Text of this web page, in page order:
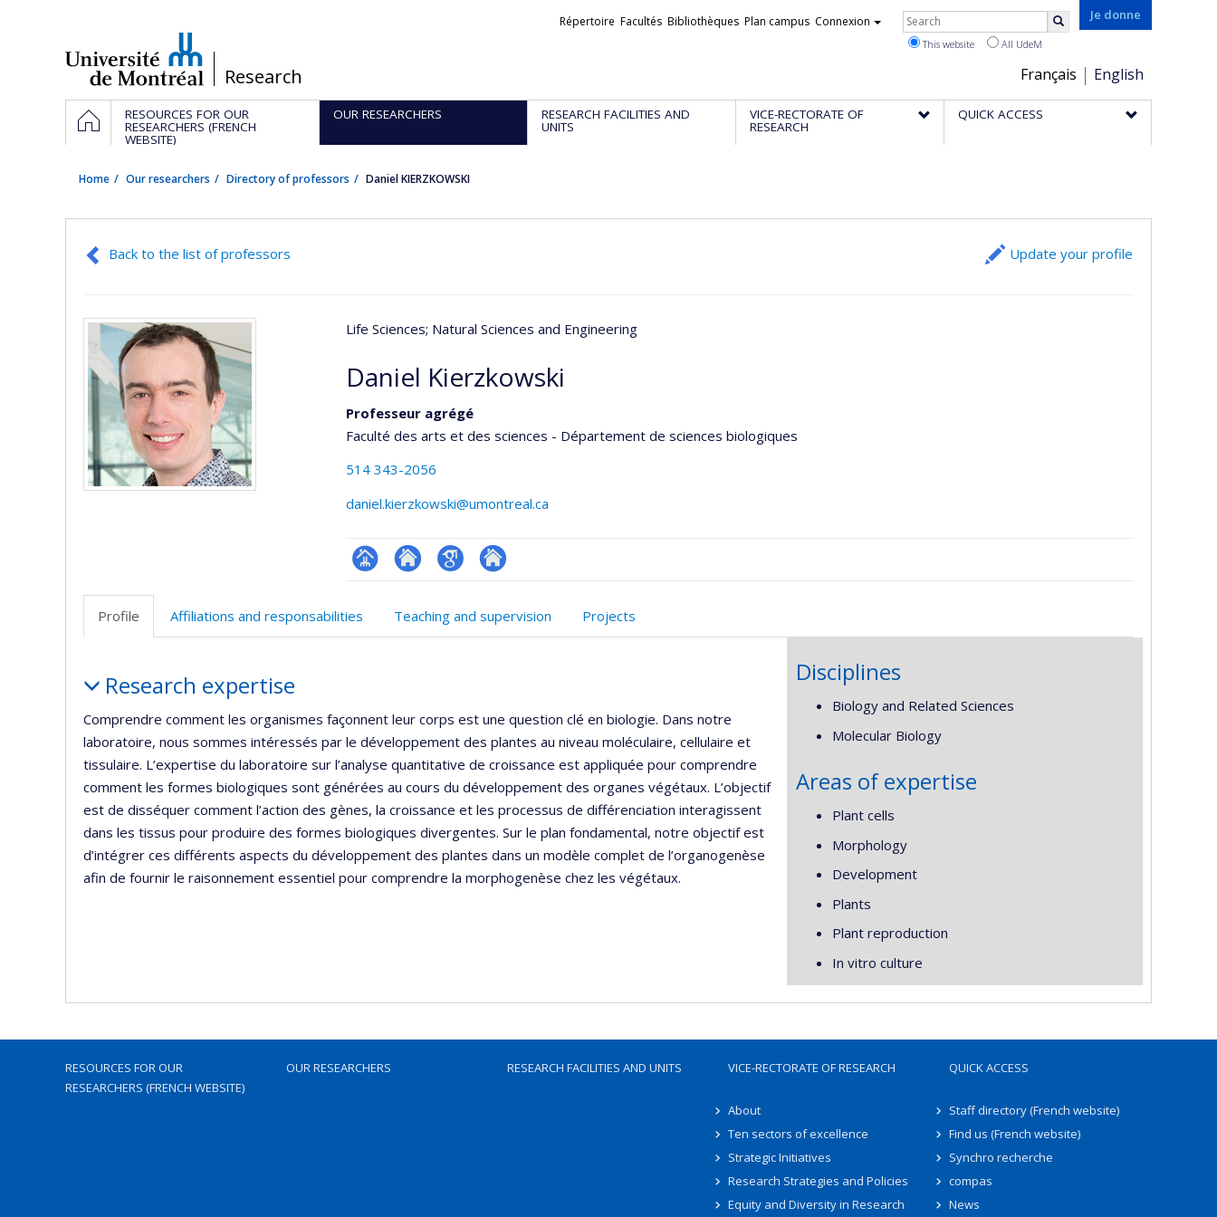
/Research
Je donne
Choix
de
la
Français English
Liens
Répertoire Facultés Bibliothèques Plan campus Connexion Rechercher
This website All UdeM
Navigation
principale
HOMERESOURCES FOR OUR
RESEARCHERS (FRENCH
WEBSITE)
OUR RESEARCHERS RESEARCH FACILITIES AND
UNITS
VICE-RECTORATE OF
RESEARCH
QUICK ACCESS
Home Our researchers Directory of professors Daniel KIERZKOWSKI
Back to the list of professors Update your profile
Life Sciences; Natural Sciences and Engineering
Daniel Kierzkowski
Professeur agrégé
Faculté des arts et des sciences - Département de sciences biologiques
514 343-2056
daniel.kierzkowski@umontreal.ca
Page
(faculté,département,école)
Site
GoogleAutre
web
Profile Affiliations and responsabilities Teaching and supervision Projects
Research expertise
Comprendre comment les organismes façonnent leur corps est une question clé en biologie. Dans notre
laboratoire, nous sommes intéressés par le développement des plantes au niveau moléculaire, cellulaire et
tissulaire. L’expertise du laboratoire sur l’analyse quantitative de croissance est appliquée pour comprendre
comment les formes biologiques sont générées au cours du développement des organes végétaux. L’objectif
est de disséquer comment l’action des gènes, la croissance et les processus de différenciation interagissent
dans les tissus pour produire des formes biologiques divergentes. Sur le plan fondamental, notre objectif est
d’intégrer ces différents aspects du développement des plantes dans un modèle complet de l’organogenèse
afin de fournir le raisonnement essentiel pour comprendre la morphogenèse chez les végétaux.
Disciplines
Biology and Related Sciences
Molecular Biology
Areas of expertise
Plant cells
Morphology
Development
Plants
Plant reproduction
In vitro culture
RESOURCES FOR OUR
RESEARCHERS (FRENCH WEBSITE)
OUR RESEARCHERS RESEARCH FACILITIES AND UNITS VICE-RECTORATE OF RESEARCH
About
Ten sectors of excellence
Strategic Initiatives
Research Strategies and Policies
Equity and Diversity in Research
QUICK ACCESS
Staff directory (French website)
Find us (French website)
Synchro recherche
compas
News